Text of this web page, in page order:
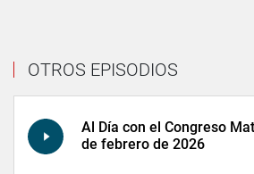
OTROS EPISODIOS
Al Día con el Congreso
de febrero de 2026